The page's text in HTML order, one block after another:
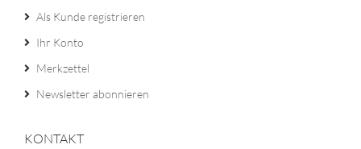
Als Kunde registrieren
Ihr Konto
Merkzettel
Newsletter abonnieren
KONTAKT